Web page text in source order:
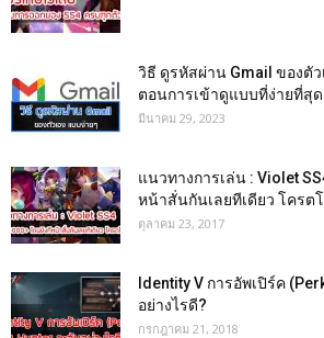
วิธี ดูรหัสผ่าน Gmail ของตั
ตอนการเข้าดูแบบที่ง่ายที่สุด
มีนาคม 29, 2023
แนวทางการเล่น : Violet
หน้าสั่นกันเลยทีเดียว โครต
ตุลาคม 23, 2017
Identity V การอัพเปิร์ค
อย่างไรดี?
กรกฎาคม 21, 2018